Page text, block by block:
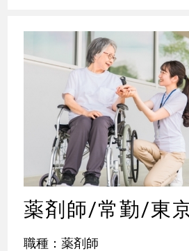
薬剤師/常勤/東
職種：薬剤師